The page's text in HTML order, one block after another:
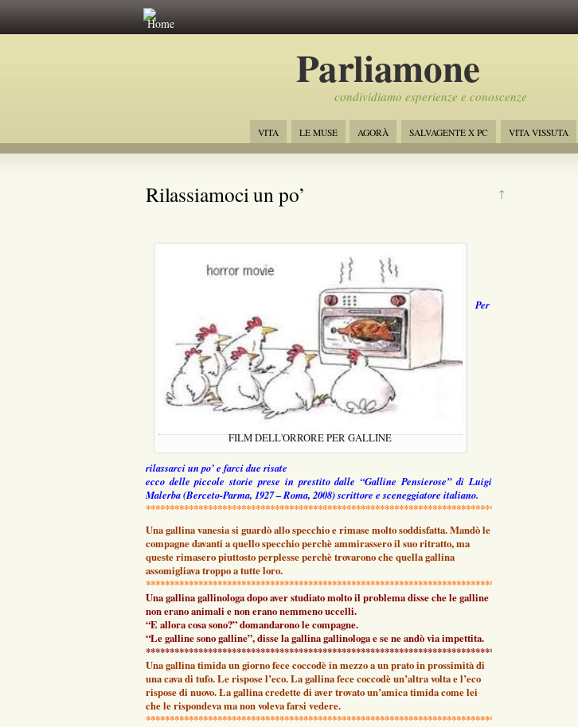
Home
Parliamone
condividiamo esperienze e conoscenze
VITA LE MUSE AGORÀ SALVAGENTE X PC VITA VISSUTA
↑
Rilassiamoci un po’
FILM DELL'ORRORE PER GALLINE
Per
rilassarci un po’ e farci due risate
ecco delle piccole storie prese in prestito dalle “Galline Pensierose” di Luigi
Malerba (Berceto-Parma, 1927 – Roma, 2008) scrittore e sceneggiatore italiano.
Una gallina vanesia si guardò allo specchio e rimase molto soddisfatta. Mandò le
compagne davanti a quello specchio perchè ammirassero il suo ritratto, ma
queste rimasero piuttosto perplesse perchè trovarono che quella gallina
assomigliava troppo a tutte loro.
*******************************************************************************************
Una gallina gallinologa dopo aver studiato molto il problema disse che le galline
non erano animali e non erano nemmeno uccelli.
“E allora cosa sono?” domandarono le compagne.
“Le galline sono galline”, disse la gallina gallinologa e se ne andò via impettita.
********************************************************************************
Una gallina timida un giorno fece coccodè in mezzo a un prato in prossimità di
una cava di tufo. Le rispose l’eco. La gallina fece coccodè un’altra volta e l’eco
rispose di nuovo. La gallina credette di aver trovato un’amica timida come lei
che le rispondeva ma non voleva farsi vedere.